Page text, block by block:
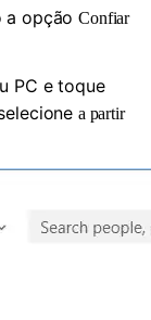
a opçãoConfiar
PC e toque
a partir